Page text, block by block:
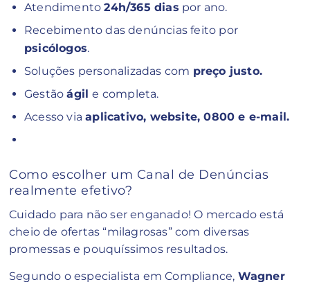
Atendimento24h/365 dias por ano.
Recebimento das denúncias feito por
psicólogos.
Soluções personalizadas com preço justo.
Gestãoágile completa.
Acesso viaaplicativo, website, 0800 e e-mail.
Como escolher um Canal de Denúncias
realmente efetivo?
Cuidado para não ser enganado! O mercado está
cheio de ofertas “milagrosas” com diversas
promessas e pouquíssimos resultados.
Segundo o especialista em Compliance, Wagner